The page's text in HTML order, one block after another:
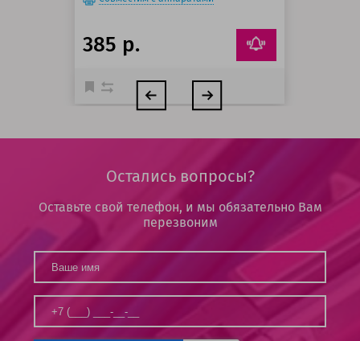
385 р.
Остались вопросы?
Оставьте свой телефон, и мы обязательно Вам
перезвоним